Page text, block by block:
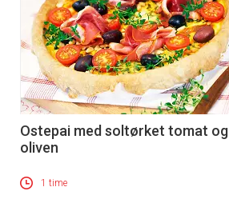
Ostepai med soltørket tomat og
oliven
1 time